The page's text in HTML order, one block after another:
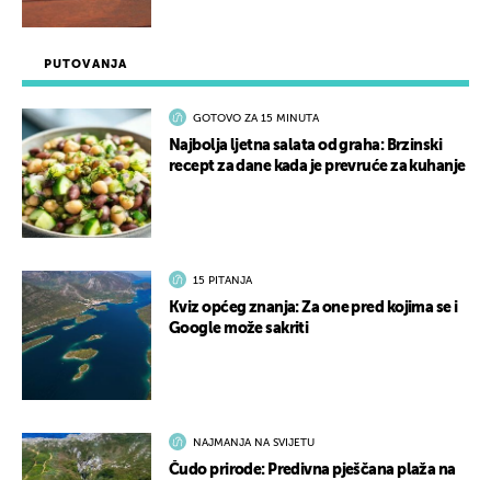
PUTOVANJA
GOTOVO ZA 15 MINUTA
Najbolja ljetna salata od graha: Brzinski
recept za dane kada je prevruće za kuhanje
15 PITANJA
Kviz općeg znanja: Za one pred kojima se i
Google može sakriti
NAJMANJA NA SVIJETU
Čudo prirode: Predivna pješčana plaža na